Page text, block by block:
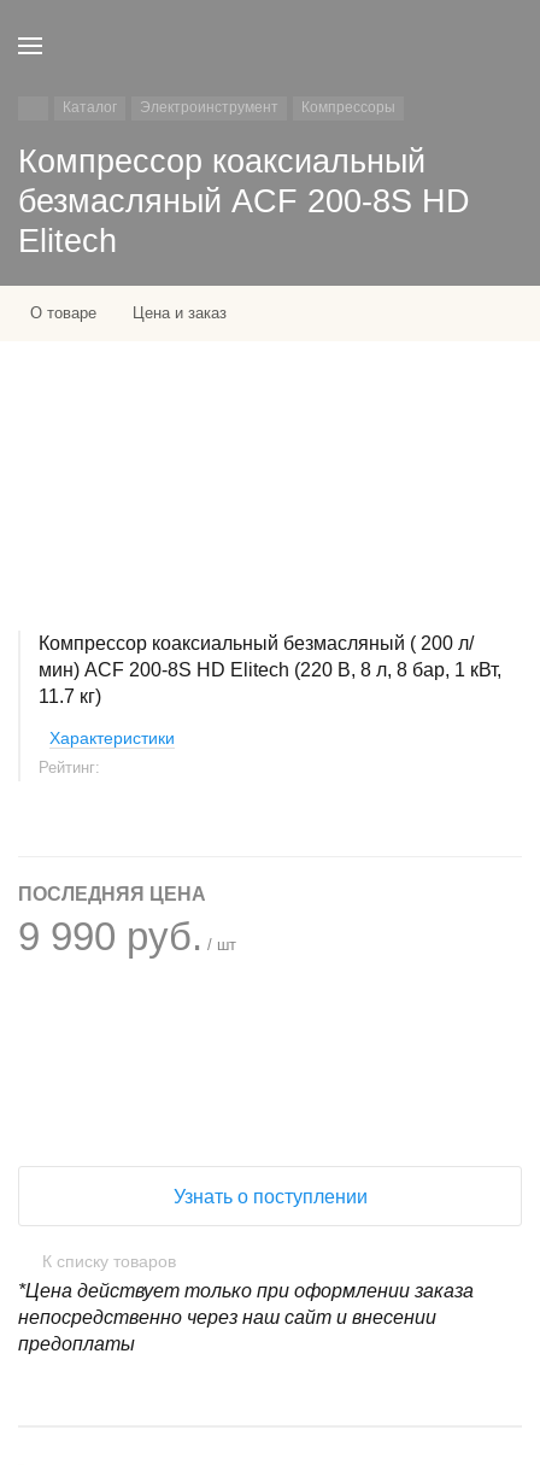
Каталог Электроинструмент Компрессоры
Компрессор коаксиальный
безмасляный ACF 200-8S HD
Elitech
О товаре Цена и заказ
Компрессор коаксиальный безмасляный ( 200 л/
мин) ACF 200-8S HD Elitech (220 В, 8 л, 8 бар, 1 кВт,
11.7 кг)
Характеристики
Рейтинг:
ПОСЛЕДНЯЯ ЦЕНА
9 990 руб. / шт
Узнать о поступлении
К списку товаров
*Цена действует только при оформлении заказа
непосредственно через наш сайт и внесении
предоплаты